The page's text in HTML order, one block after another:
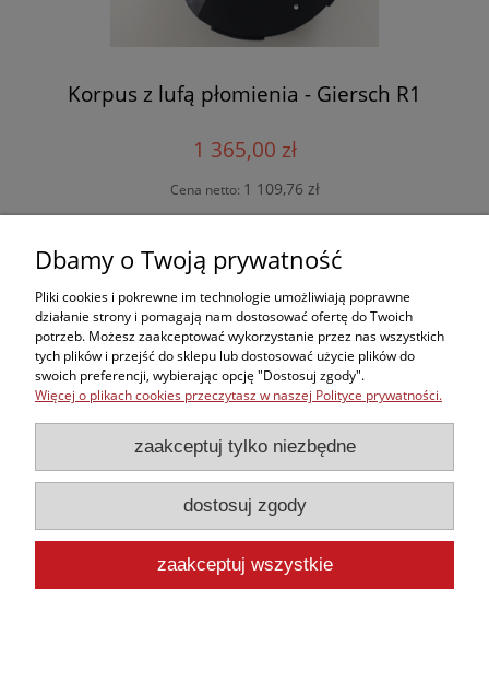
Korpus z lufą płomienia - Giersch R1
1 365,00 zł
Cena netto: 1 109,76 zł
Zakupy
Kontakt
Informacje
Moje konto
Dbamy o Twoją prywatność
Pliki cookies i pokrewne im technologie umożliwiają poprawne
działanie strony i pomagają nam dostosować ofertę do Twoich
potrzeb. Możesz zaakceptować wykorzystanie przez nas wszystkich
tych plików i przejść do sklepu lub dostosować użycie plików do
swoich preferencji, wybierając opcję "Dostosuj zgody".
Więcej o plikach cookies przeczytasz w naszej Polityce prywatności.
zaakceptuj tylko niezbędne
dostosuj zgody
zaakceptuj wszystkie